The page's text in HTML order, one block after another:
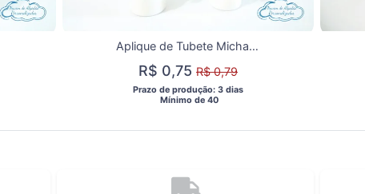
Aplique de Tubete Michael Jackson
R$ 0,75 R$ 0,79
Prazo de produção: 3 dias
  Mínimo de 40